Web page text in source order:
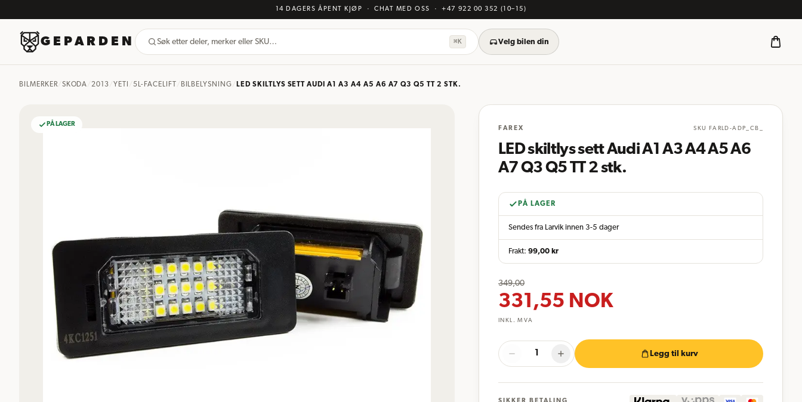
14 DAGERS ÅPENT KJØP · CHAT MED OSS ·+47 922 00 352 (10–15)
GEPARDEN Søk etter deler, merker eller SKU… ⌘K Velg bilen din
BILMERKER/ SKODA /2013 /YETI /5L-FACELIFT BILBELYSNING LED SKILTLYS SETT AUDI A1 A3 A4 A5 A6 A7 Q3 Q5 TT 2 STK.
PÅ LAGER
FAREX SKU FARLD-ADP_CB_
LED skiltlys sett Audi A1 A3 A4 A5 A6
A7 Q3 Q5 TT 2 stk.
PÅ LAGER
Sendes fra Larvik innen 3-5 dager
Frakt: 99,00 kr
349,00
331,55 NOK
INKL. MVA
Legg til kurv